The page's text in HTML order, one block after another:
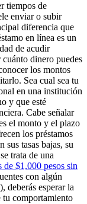
tiempos de
enviar o subir
diferencia que
en línea es un
de acudir
cuánto dinero puedes
los montos
Sea cual sea tu
en una institución
y que esté
Cabe señalar
el monto y el plazo
los préstamos
sus tasas bajas, su
trata de una
de $1,000 pesos sin
con algún
deberás esperar la
tu comportamiento